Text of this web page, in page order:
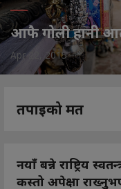
आफै गोली हानी
Apr 22, 2015
तपाइको मत
नयाँ बन्ने राष्ट्रिय
कस्तो अपेक्षा